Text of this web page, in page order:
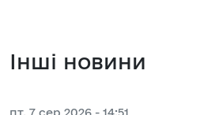
Інші новини